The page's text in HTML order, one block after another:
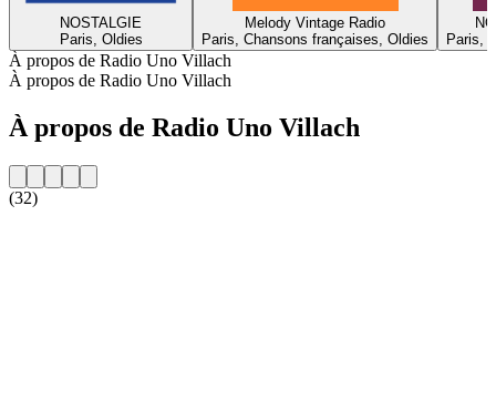
NOSTALGIE
Paris, Oldies
Melody Vintage Radio
Paris, Chansons françaises, Oldies
Paris,
À propos de Radio Uno Villach
À propos de Radio Uno Villach
À propos de Radio Uno Villach
(32)